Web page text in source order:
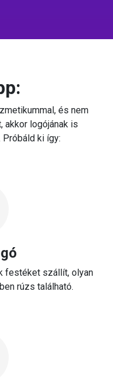
és nem
logójának is
ki így:
festéket szállít, olyan
rúzs található.